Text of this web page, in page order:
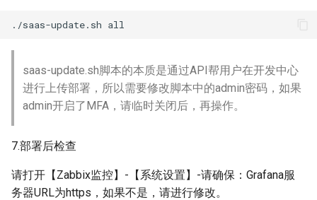
saas-update.sh脚本的本质是通过API帮用户在开发中心
进行上传部署，所以需要修改脚本中的admin密码，如果
admin开启了MFA，请临时关闭后，再操作。
7.部署后检查
请打开【Zabbix监控】-【系统设置】-请确保：Grafana服
务器URL为https，如果不是，请进行修改。